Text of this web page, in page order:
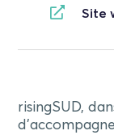
Site
risingSUD,